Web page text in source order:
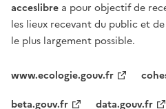
acceslibre a pour objectif de
les lieux recevant du public et
le plus largement possible.
www.ecologie.gouv.fr
beta.gouv.fr
data.gouv.fr